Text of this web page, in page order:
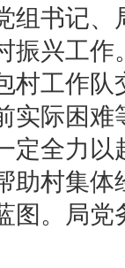
组书记、
振兴工作
村工作队
实际困难
定全力以
助村集体
图。局党